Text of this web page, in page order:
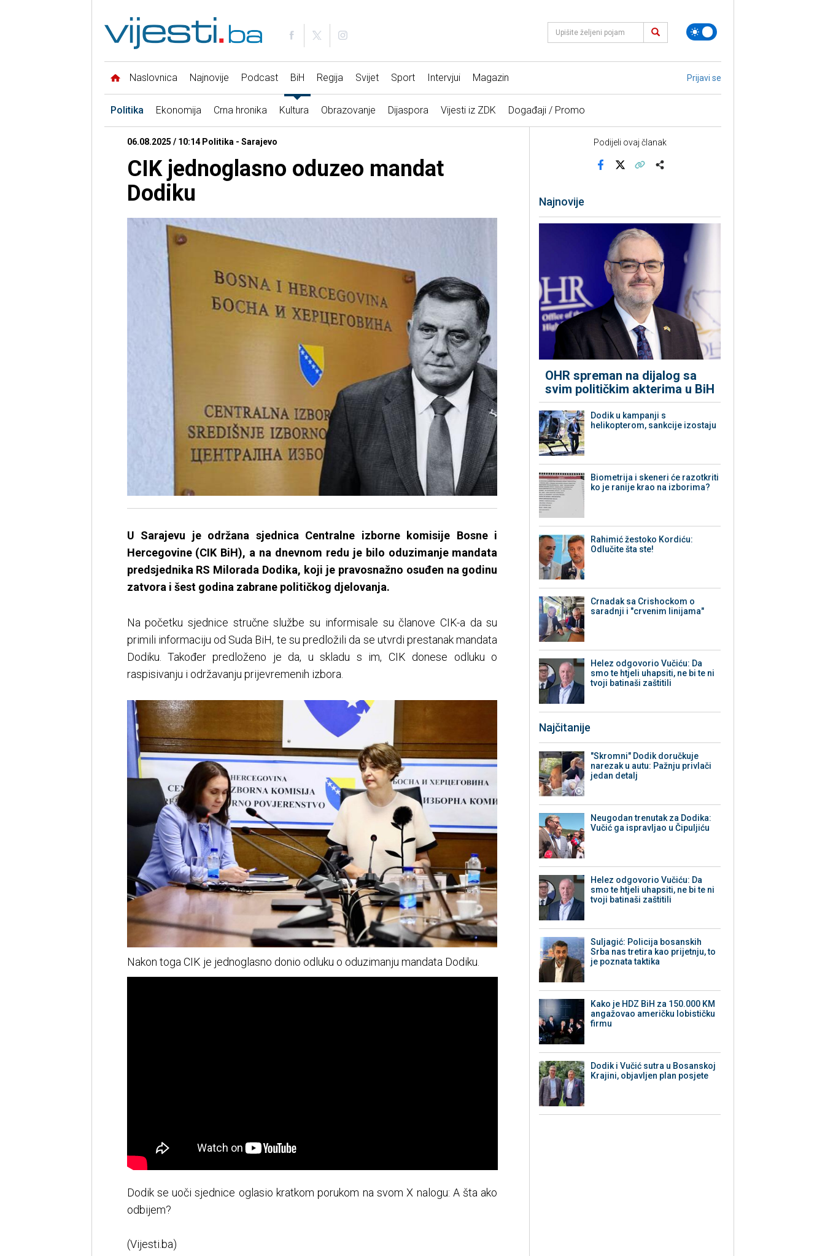
Naslovnica Najnovije Podcast BiH Regija Svijet Sport Intervjui Magazin Prijavi se
Politika Ekonomija Crna hronika Kultura Obrazovanje Dijaspora Vijesti iz ZDK Događaji / Promo
06.08.2025 / 10:14 Politika - Sarajevo
CIK jednoglasno oduzeo mandat
Dodiku
U Sarajevu je održana sjednica Centralne izborne komisije Bosne i
Hercegovine (CIK BiH), a na dnevnom redu je bilo oduzimanje mandata
predsjednika RS Milorada Dodika, koji je pravosnažno osuđen na godinu
zatvora i šest godina zabrane političkog djelovanja.
Na početku sjednice stručne službe su informisale su članove CIK-a da su
primili informaciju od Suda BiH, te su predložili da se utvrdi prestanak mandata
Dodiku. Također predloženo je da, u skladu s im, CIK donese odluku o
raspisivanju i održavanju prijevremenih izbora.
Nakon toga CIK je jednoglasno donio odluku o oduzimanju mandata Dodiku.
Dodik se uoči sjednice oglasio kratkom porukom na svom X nalogu: A šta ako
odbijem?
(Vijesti.ba)
Podijeli ovaj članak
Najnovije
OHR spreman na dijalog sa
svim političkim akterima u BiH
Dodik u kampanji s
helikopterom, sankcije izostaju
Biometrija i skeneri će razotkriti
ko je ranije krao na izborima?
Rahimić žestoko Kordiću:
Odlučite šta ste!
Crnadak sa Crishockom o
saradnji i "crvenim linijama"
Helez odgovorio Vučiću: Da
smo te htjeli uhapsiti, ne bi te ni
tvoji batinaši zaštitili
Najčitanije
"Skromni" Dodik doručkuje
narezak u autu: Pažnju privlači
jedan detalj
Neugodan trenutak za Dodika:
Vučić ga ispravljao u Čipuljiću
Helez odgovorio Vučiću: Da
smo te htjeli uhapsiti, ne bi te ni
tvoji batinaši zaštitili
Suljagić: Policija bosanskih
Srba nas tretira kao prijetnju, to
je poznata taktika
Kako je HDZ BiH za 150.000 KM
angažovao američku lobističku
firmu
Dodik i Vučić sutra u Bosanskoj
Krajini, objavljen plan posjete